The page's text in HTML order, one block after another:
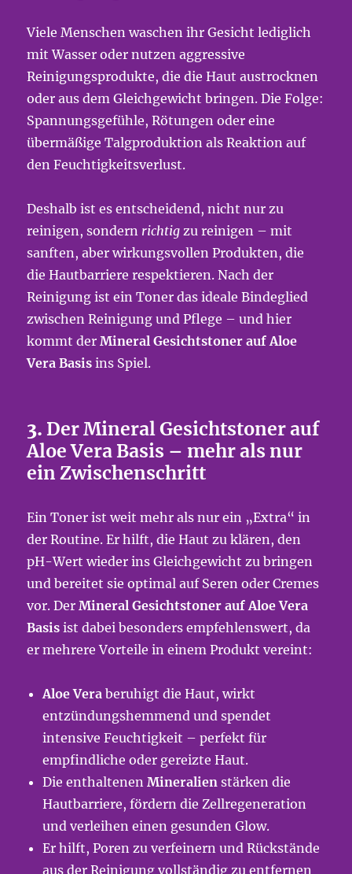
Viele Menschen waschen ihr Gesicht lediglich
mit Wasser oder nutzen aggressive
Reinigungsprodukte, die die Haut austrocknen
oder aus dem Gleichgewicht bringen. Die Folge:
Spannungsgefühle, Rötungen oder eine
übermäßige Talgproduktion als Reaktion auf
den Feuchtigkeitsverlust.
Deshalb ist es entscheidend, nicht nur zu
reinigen, sondern richtig zu reinigen – mit
sanften, aber wirkungsvollen Produkten, die
die Hautbarriere respektieren. Nach der
Reinigung ist ein Toner das ideale Bindeglied
zwischen Reinigung und Pflege – und hier
kommt derMineral Gesichtstoner auf Aloe
Vera Basis ins Spiel.
3.Der Mineral Gesichtstoner auf
Aloe Vera Basis – mehr als nur
ein Zwischenschritt
Ein Toner ist weit mehr als nur ein „Extra“ in
der Routine. Er hilft, die Haut zu klären, den
pH-Wert wieder ins Gleichgewicht zu bringen
und bereitet sie optimal auf Seren oder Cremes
vor. DerMineral Gesichtstoner auf Aloe Vera
Basis ist dabei besonders empfehlenswert, da
er mehrere Vorteile in einem Produkt vereint:
Aloe Vera beruhigt die Haut, wirkt
entzündungshemmend und spendet
intensive Feuchtigkeit – perfekt für
empfindliche oder gereizte Haut.
Die enthaltenenMineralien stärken die
Hautbarriere, fördern die Zellregeneration
und verleihen einen gesunden Glow.
Er hilft, Poren zu verfeinern und Rückstände
aus der Reinigung vollständig zu entfernen